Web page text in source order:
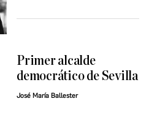
Primer alcalde
democrático de Sevilla
José María Ballester